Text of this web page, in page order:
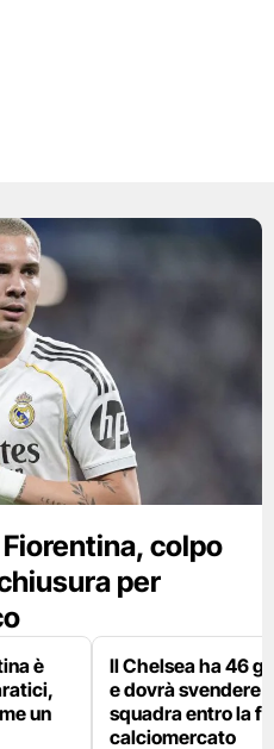
colpo
per
è
un
Il Chelsea ha 46
e dovrà svendere
squadra entro la
calciomercato